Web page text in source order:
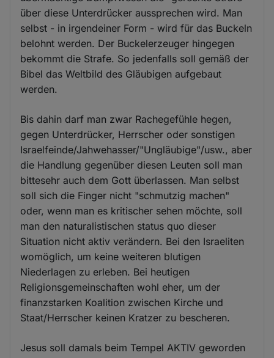
über diese Unterdrücker aussprechen wird. Man
selbst - in irgendeiner Form - wird für das Buckeln
belohnt werden. Der Buckelerzeuger hingegen
bekommt die Strafe. So jedenfalls soll gemäß der
Bibel das Weltbild des Gläubigen aufgebaut
werden.
Bis dahin darf man zwar Rachegefühle hegen,
gegen Unterdrücker, Herrscher oder sonstigen
Israelfeinde/Jahwehasser/"Ungläubige"/usw., aber
die Handlung gegenüber diesen Leuten soll man
bittesehr auch dem Gott überlassen. Man selbst
soll sich die Finger nicht "schmutzig machen"
oder, wenn man es kritischer sehen möchte, soll
man den naturalistischen status quo dieser
Situation nicht aktiv verändern. Bei den Israeliten
womöglich, um keine weiteren blutigen
Niederlagen zu erleben. Bei heutigen
Religionsgemeinschaften wohl eher, um der
finanzstarken Koalition zwischen Kirche und
Staat/Herrscher keinen Kratzer zu bescheren.
Jesus soll damals beim Tempel AKTIV geworden